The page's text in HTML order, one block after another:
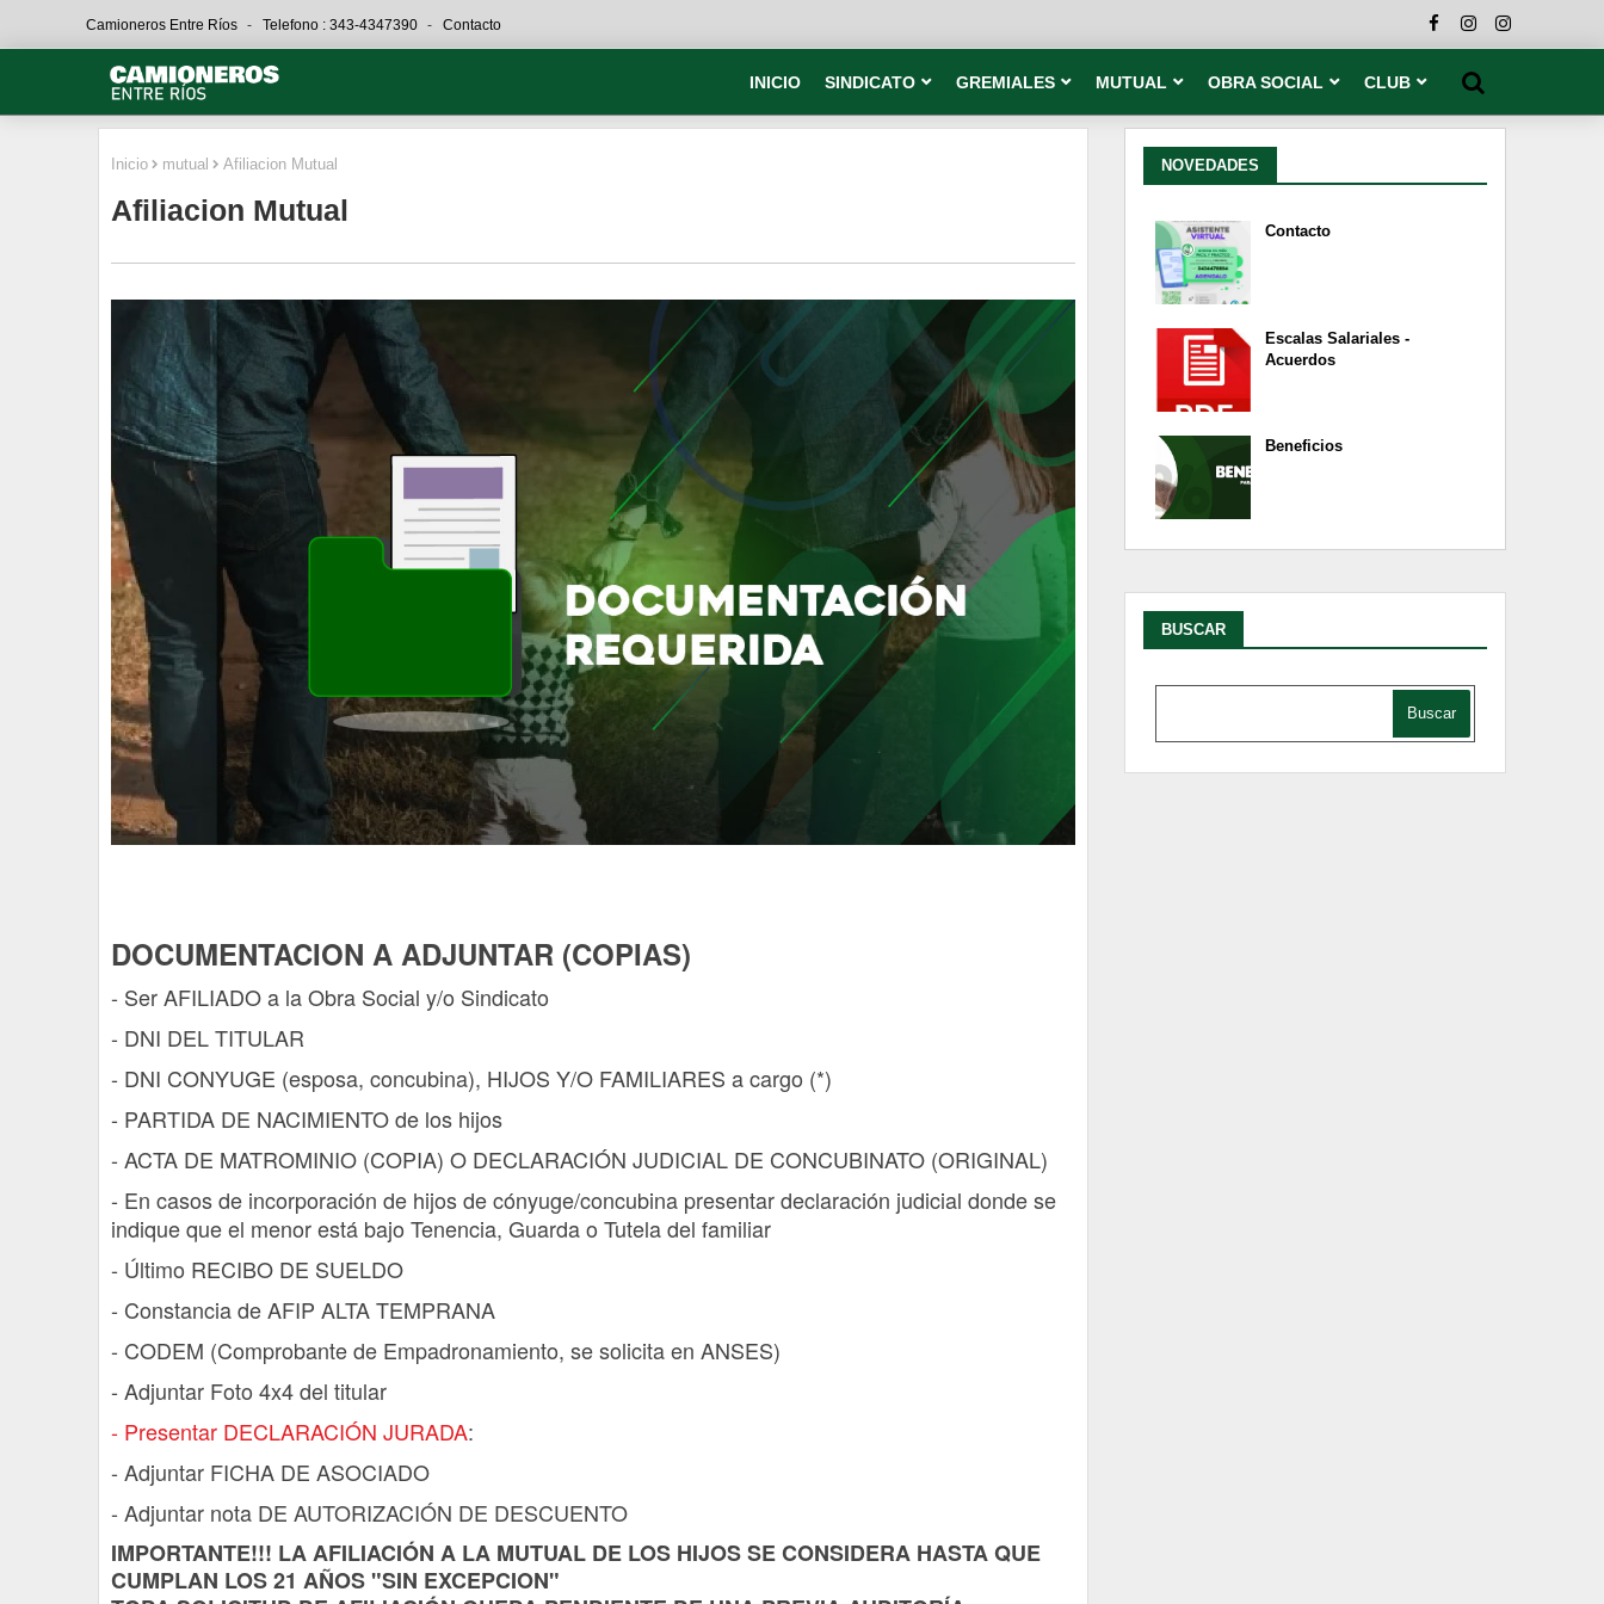
Camioneros Entre Ríos Telefono : 343-4347390 Contacto
INICIO SINDICATO GREMIALES MUTUAL OBRA SOCIAL CLUB
Inicio mutual Afiliacion Mutual
Afiliacion Mutual
DOCUMENTACION A ADJUNTAR (COPIAS)
- Ser AFILIADO a la Obra Social y/o Sindicato
- DNI DEL TITULAR
- DNI CONYUGE (esposa, concubina), HIJOS Y/O FAMILIARES a cargo (*)
- PARTIDA DE NACIMIENTO de los hijos
- ACTA DE MATROMINIO (COPIA) O DECLARACIÓN JUDICIAL DE CONCUBINATO (ORIGINAL)
- En casos de incorporación de hijos de cónyuge/concubina presentar declaración judicial donde se
indique que el menor está bajo Tenencia, Guarda o Tutela del familiar
- Último RECIBO DE SUELDO
- Constancia de AFIP ALTA TEMPRANA
- CODEM (Comprobante de Empadronamiento, se solicita en ANSES)
- Adjuntar Foto 4x4 del titular
- Presentar DECLARACIÓN JURADA:
- Adjuntar FICHA DE ASOCIADO
- Adjuntar nota DE AUTORIZACIÓN DE DESCUENTO
IMPORTANTE!!! LA AFILIACIÓN A LA MUTUAL DE LOS HIJOS SE CONSIDERA HASTA QUE
CUMPLAN LOS 21 AÑOS "SIN EXCEPCION"
NOVEDADES
Contacto
Escalas Salariales -
Acuerdos
Beneficios
BUSCAR